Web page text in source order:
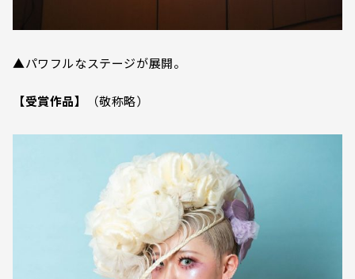
▲パワフルなステージが展開。
【受賞作品】 （敬称略）